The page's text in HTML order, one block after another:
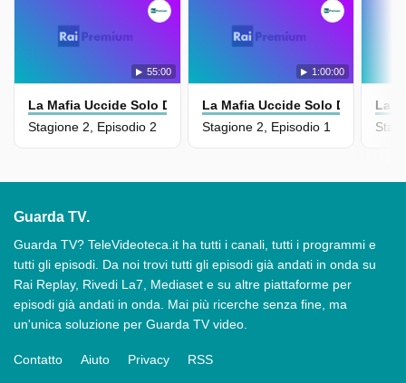
55:00
La Mafia Uccide Solo D'estate - La Serie
Stagione 2, Episodio 2
1:00:00
La Mafia Uccide Solo D'estate -
Stagione 2, Episodio 1
La
Guarda TV.
Guarda TV? TeleVideoteca.it ha tutti i canali, tutti i programmi e
tutti gli episodi. Da noi trovi tutti gli episodi già andati in onda su
Rai Replay, Rivedi La7, Mediaset e su altre piattaforme per
episodi già andati in onda. Mai più ricerche senza fine, ma
un'unica soluzione per Guarda TV video.
Contatto Aiuto Privacy RSS